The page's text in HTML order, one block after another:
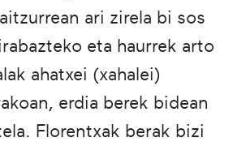
ari zirela bi sos
eta haurrek arto
ahatxei (xahalei)
erdia berek bidean
Florentxak berak bizi